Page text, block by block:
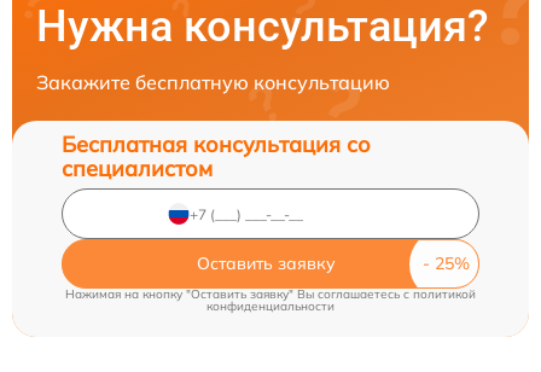
Нужна консультация?
Закажите бесплатную консультацию
Бесплатная консультация со
специалистом
Оставить заявку
Нажимая на кнопку "Оставить заявку" Вы соглашаетесь c политикой
конфиденциальности